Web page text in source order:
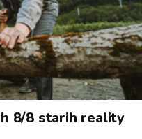
8/8 starih reality